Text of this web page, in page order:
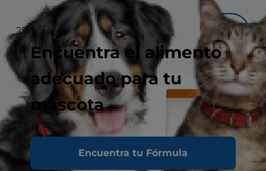
Encuentra el alimento
adecuado para tu
mascota
Encuentra tu Fórmula
25 resultados
Filtrar